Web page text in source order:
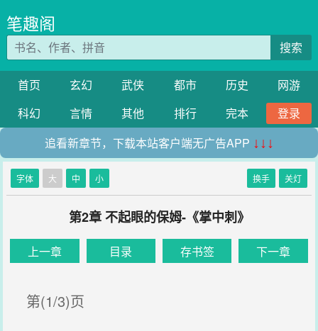
笔趣阁
搜索
首页 玄幻 武侠 都市 历史
网游
科幻
言情 其他 排行 完本
登录
追看新章节，下载本站客户端无广告APP ↓↓↓
字体 大 中 小 换手 关灯
第2章 不起眼的保姆-《掌中刺》
上一章 目录 存书签 下一章
第(1/3)页